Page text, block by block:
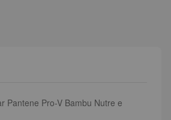
Pantene Pro-V Bambu Nutre e